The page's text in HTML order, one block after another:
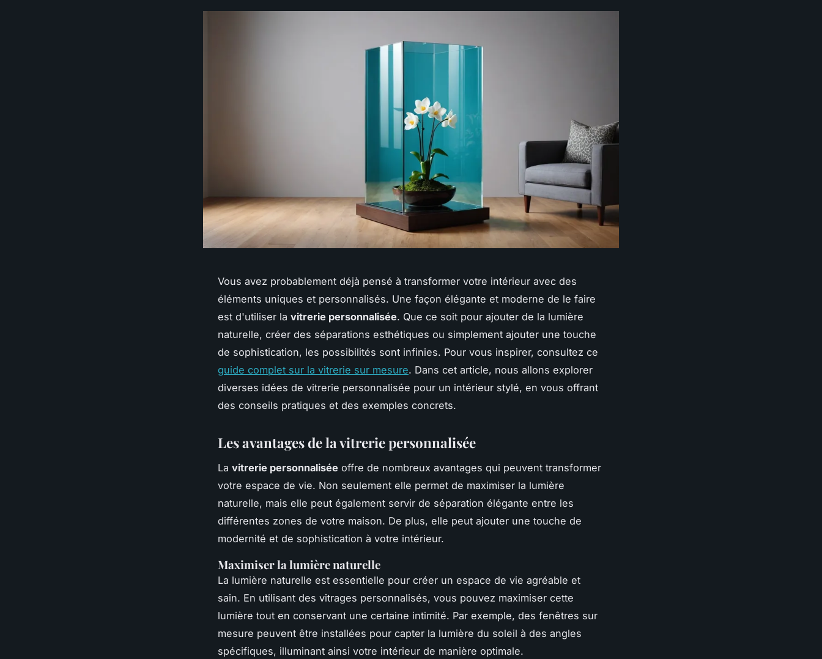
Vous avez probablement déjà pensé à transformer votre intérieur avec des
éléments uniques et personnalisés. Une façon élégante et moderne de le faire
est d'utiliser la vitrerie personnalisée. Que ce soit pour ajouter de la lumière
naturelle, créer des séparations esthétiques ou simplement ajouter une touche
de sophistication, les possibilités sont infinies. Pour vous inspirer, consultez ce
guide complet sur la vitrerie sur mesure. Dans cet article, nous allons explorer
diverses idées de vitrerie personnalisée pour un intérieur stylé, en vous offrant
des conseils pratiques et des exemples concrets.
Les avantages de la vitrerie personnalisée
La vitrerie personnalisée offre de nombreux avantages qui peuvent transformer
votre espace de vie. Non seulement elle permet de maximiser la lumière
naturelle, mais elle peut également servir de séparation élégante entre les
différentes zones de votre maison. De plus, elle peut ajouter une touche de
modernité et de sophistication à votre intérieur.
Maximiser la lumière naturelle
La lumière naturelle est essentielle pour créer un espace de vie agréable et
sain. En utilisant des vitrages personnalisés, vous pouvez maximiser cette
lumière tout en conservant une certaine intimité. Par exemple, des fenêtres sur
mesure peuvent être installées pour capter la lumière du soleil à des angles
spécifiques, illuminant ainsi votre intérieur de manière optimale.